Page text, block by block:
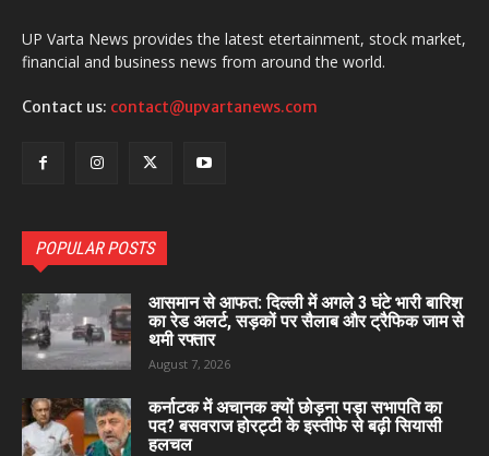
UP Varta News provides the latest etertainment, stock market,
financial and business news from around the world.
Contact us: contact@upvartanews.com
POPULAR POSTS
आसमान से आफत: दिल्ली में अगले 3 घंटे भारी बारिश
का रेड अलर्ट, सड़कों पर सैलाब और ट्रैफिक जाम से
थमी रफ्तार
August 7, 2026
कर्नाटक में अचानक क्यों छोड़ना पड़ा सभापति का
पद? बसवराज होरट्टी के इस्तीफे से बढ़ी सियासी
हलचल